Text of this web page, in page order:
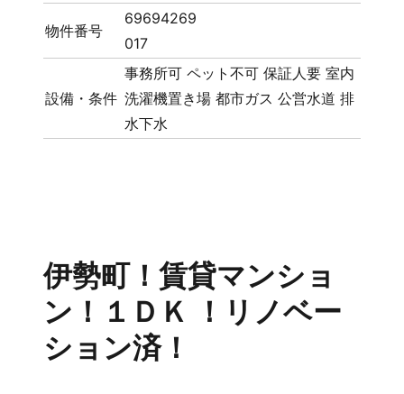
物件番号
69694269
017
設備・条件
事務所可 ペット不可 保証人要 室内
洗濯機置き場 都市ガス 公営水道 排
水下水
伊勢町！賃貸マンショ
ン！１ＤＫ ！リノベー
ション済！